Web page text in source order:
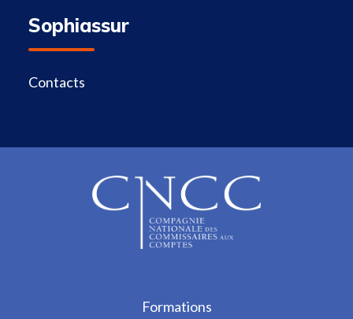
Sophiassur
Contacts
Formations